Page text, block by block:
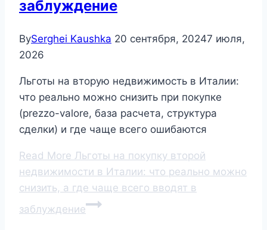
заблуждение
BySerghei Kaushka 20 сентября, 20247 июля,
2026
Льготы на вторую недвижимость в Италии:
что реально можно снизить при покупке
(prezzo-valore, база расчета, структура
сделки) и где чаще всего ошибаются
Read More Льготы на покупку второй
недвижимости в Италии: что реально можно
снизить, а где чаще всего вводят в
заблуждение